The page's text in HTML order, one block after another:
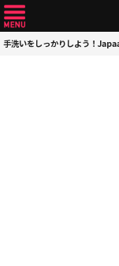
手洗いをしっかりしよう！